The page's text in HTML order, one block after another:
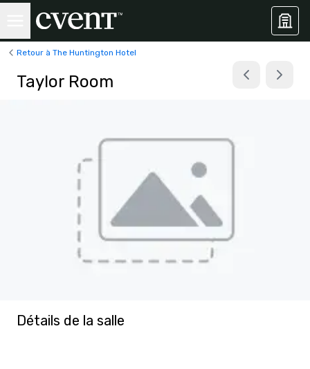
Retour à The Huntington Hotel
Taylor Room
Détails de la salle